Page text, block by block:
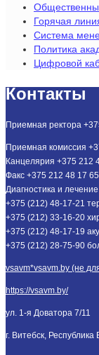
Горячая
Система
Политика
Цифровой
Контакты
Приемная ректора
Приемная комиссия
Канцелярия +375 212
Факс +375 212 48 17
Диагностика и
+375 (212) 48-17-21
+375 (212) 33-16-20
+375 (212) 48-17-19
+375 (212) 28-75-90
vsavm*vsavm.by (не
https://vsavm.by/
ул. 1-я Доватора 7/11
г. Витебск, Республика